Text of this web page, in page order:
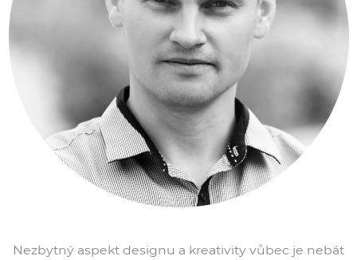
Nezbytný aspekt designu a kreativity vůbec je nebát